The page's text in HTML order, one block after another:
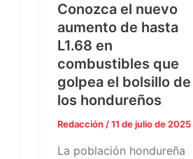
Conozca el nuevo
aumento de hasta
L1.68 en
combustibles que
golpea el bolsillo de
los hondureños
Redacción /11 de julio de 2025
La población hondureña